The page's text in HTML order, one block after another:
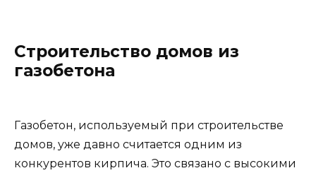
Строительство домов из
газобетона
Газобетон, используемый при строительстве
домов, уже давно считается одним из
конкурентов кирпича. Это связано с высокими